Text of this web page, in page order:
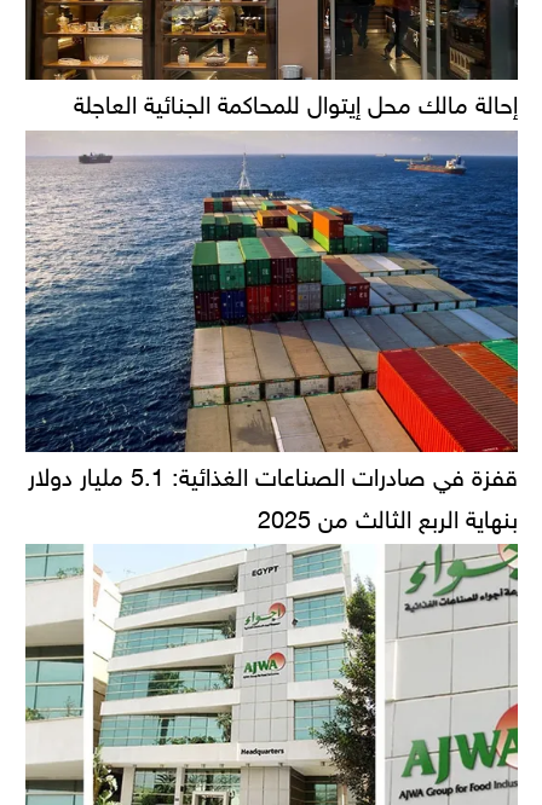
إحالة مالك محل إيتوال للمحاكمة الجنائية العاجلة
قفزة في صادرات الصناعات الغذائية: 5.1 مليار دولار
بنهاية الربع الثالث من 2025